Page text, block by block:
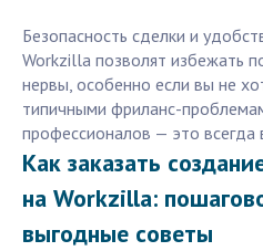
Безопасность сделки и
Workzilla позволят избежать
нервы, особенно если вы не
типичными фриланс-
профессионалов — это
Как заказать
на Workzilla:
выгодные советы